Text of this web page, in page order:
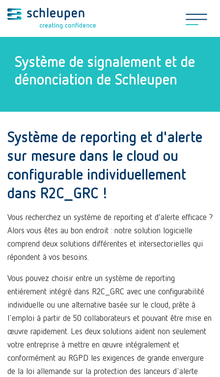
Système de signalement et de
dénonciation de Schleupen
Système de reporting et d'alerte
sur mesure dans le cloud ou
configurable individuellement
dans R2C_GRC !
Vous recherchez un système de reporting et d’alerte efficace ?
Alors vous êtes au bon endroit : notre solution logicielle
comprend deux solutions différentes et intersectorielles qui
répondent à vos besoins.
Vous pouvez choisir entre un système de reporting
entièrement intégré dans R2C_GRC avec une configurabilité
individuelle ou une alternative basée sur le cloud, prête à
l'emploi à partir de 50 collaborateurs et pouvant être mise en
œuvre rapidement. Les deux solutions aident non seulement
votre entreprise à mettre en œuvre intégralement et
conformément au RGPD les exigences de grande envergure
de la loi allemande sur la protection des lanceurs d'alerte